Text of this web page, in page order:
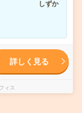
しずか
詳しく見る
ィス